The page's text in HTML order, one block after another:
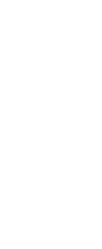
Детокс